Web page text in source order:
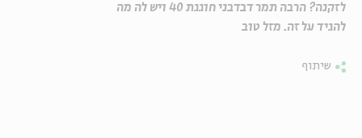
לזקנה? הרבה תמר דבדבני חוגגת 40 ויש לה מה
להגיד על זה. מזל טוב
שיתוף